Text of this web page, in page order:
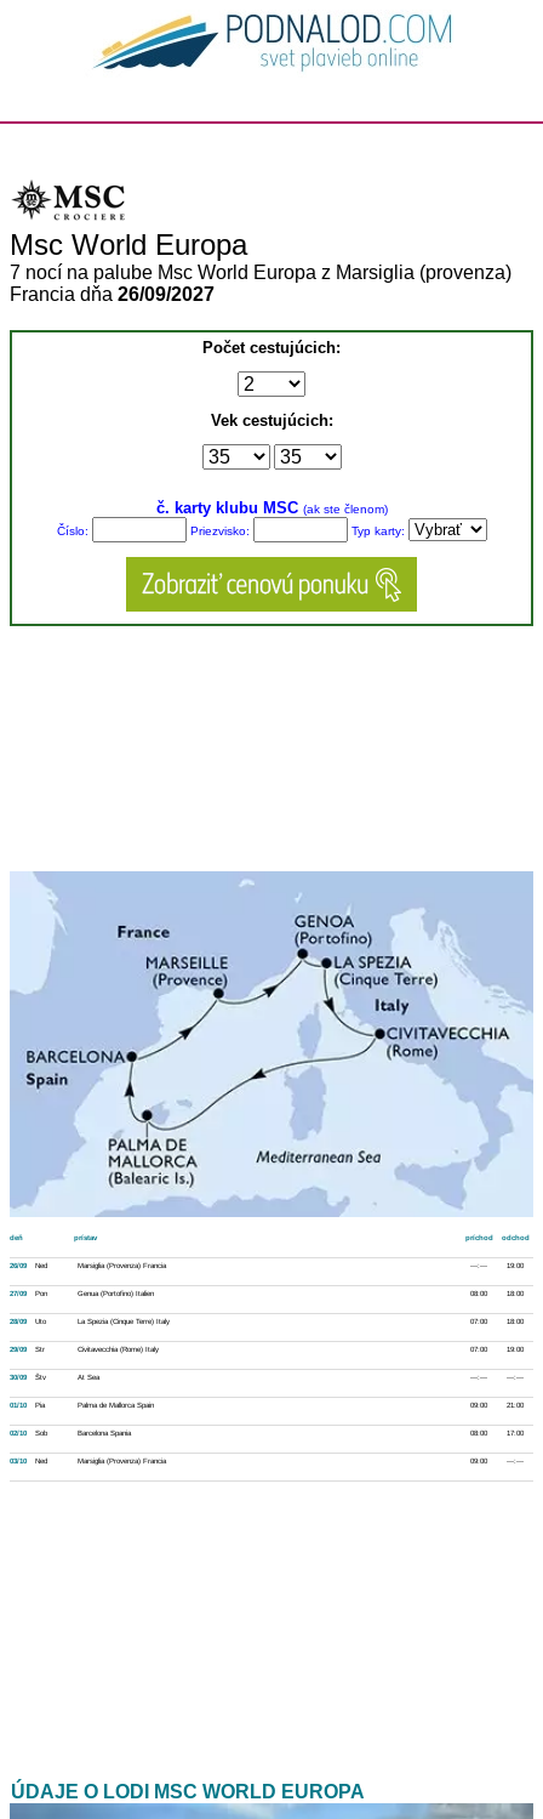
Msc World Europa
7 nocí na palube Msc World Europa z Marsiglia (provenza)
Francia dňa 26/09/2027
Počet cestujúcich:
Vek cestujúcich:
č. karty klubu MSC (ak ste členom)
Číslo:
Priezvisko: Typ karty:
deň prístav odchod
príchod
19:00
---:---
26/09 Ned Marsiglia (Provenza) Francia
18:00
08:00
27/09 Pon Genua (Portofino) Italien
18:00
07:00
28/09 Uto La Spezia (Cinque Terre) Italy
19:00
07:00
29/09 Str Civitavecchia (Rome) Italy
---:---
---:---
30/09 Štv At Sea
21:00
09:00
01/10 Pia Palma de Mallorca Spain
17:00
08:00
02/10 Sob Barcelona Spania
---:---
09:00
03/10 Ned Marsiglia (Provenza) Francia
ÚDAJE O LODI MSC WORLD EUROPA